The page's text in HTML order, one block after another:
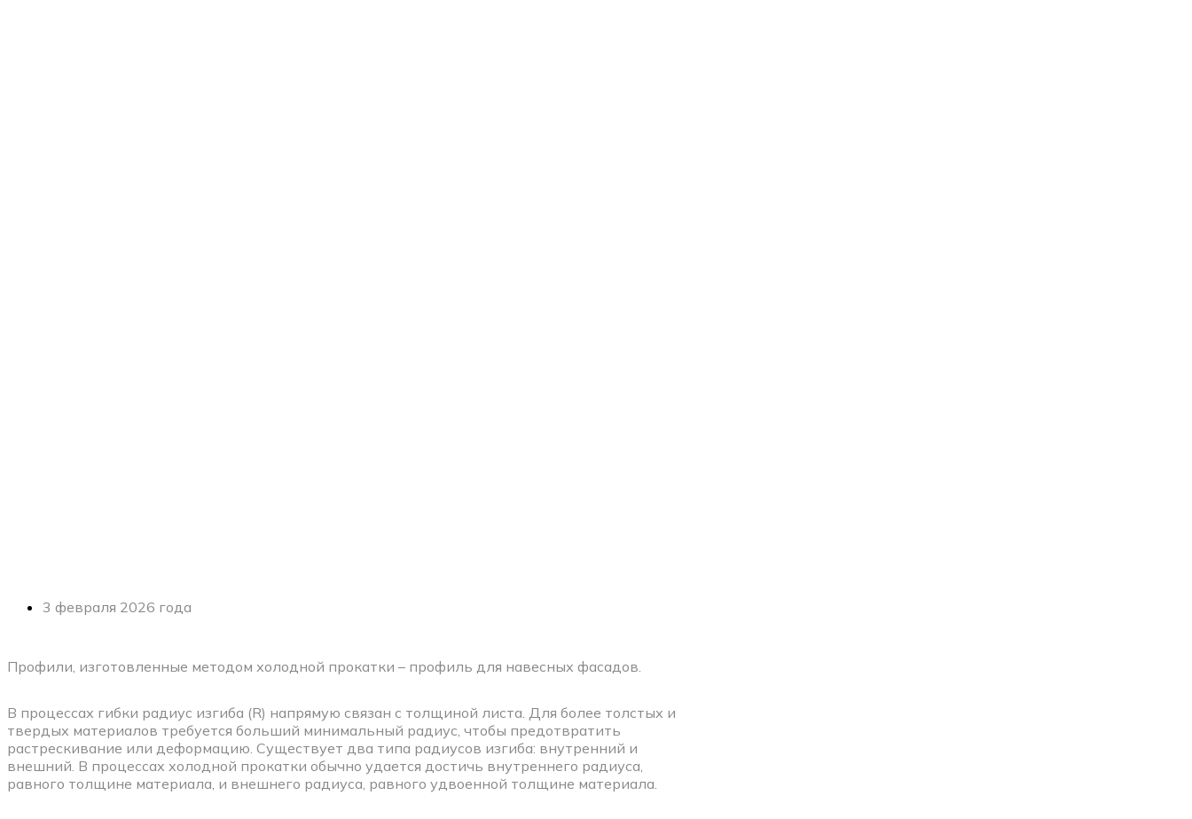
3 февраля 2026 года
Профили, изготовленные методом холодной прокатки – профиль для навесных фасадов.
В процессах гибки радиус изгиба (R) напрямую связан с толщиной листа. Для более толстых и
твердых материалов требуется больший минимальный радиус, чтобы предотвратить
растрескивание или деформацию. Существует два типа радиусов изгиба: внутренний и
внешний. В процессах холодной прокатки обычно удается достичь внутреннего радиуса,
равного толщине материала, и внешнего радиуса, равного удвоенной толщине материала.